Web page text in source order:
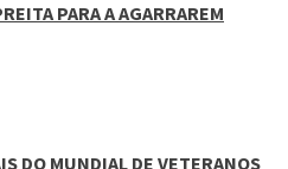
PARA A AGARRAREM
DO MUNDIAL DE VETERANOS